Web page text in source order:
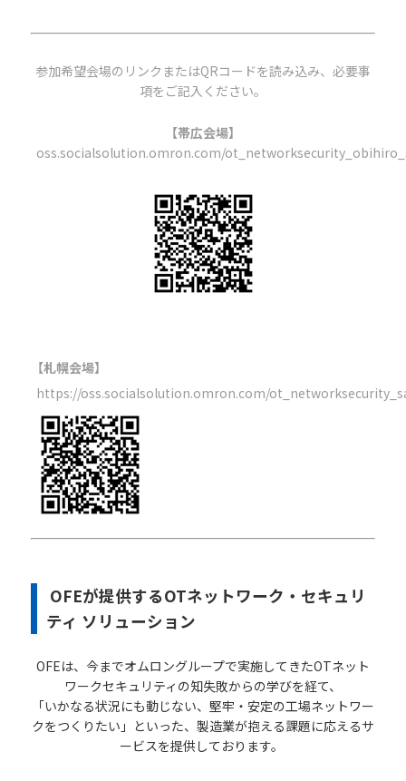
参加希望会場のリンクまたはQRコードを読み込み、必要事
項をご記入ください。
【帯広会場】
oss.socialsolution.omron.com/
【札幌会場】
https://oss.socialsolution.omron.com/
OFEが提供するOTネットワーク・セキュリ
ティ ソリューション
OFEは、今までオムロングループで実施してきたOTネット
ワークセキュリティの知失敗からの学びを経て、
「いかなる状況にも動じない、堅牢・安定の工場ネットワー
クをつくりたい」といった、製造業が抱える課題に応えるサ
ービスを提供しております。